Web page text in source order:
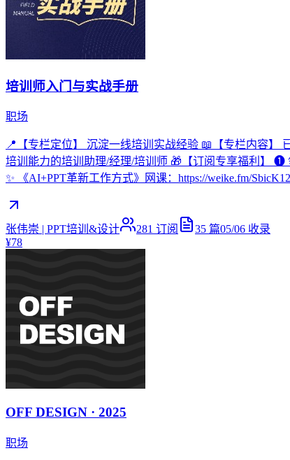
培训师入门与实战手册
职场
📍【专栏定位】 沉淀一线培训实战经验 📖【专栏内容】
培训能力的培训助理/经理/培训师 🎁【订阅专享福利】 ❶
✨ 《AI+PPT革新工作方式》网课：https://weike.fm/
张伟崇 | PPT培训&设计 281 订阅 35 篇05/06 收录
¥78
OFF DESIGN · 2025
职场